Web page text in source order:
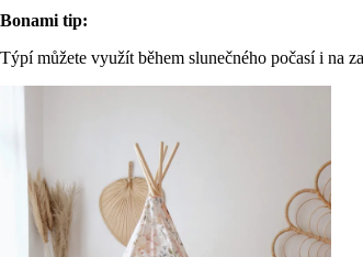
Bonami tip:
Týpí můžete využít během slunečného počasí i na